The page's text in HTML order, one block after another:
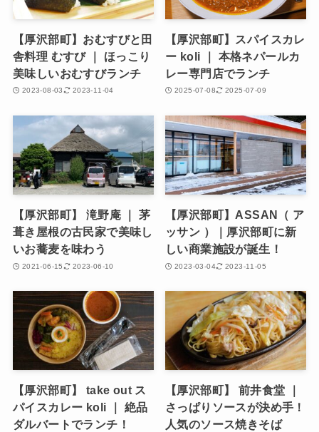
【厚沢部町】おむすびと田
舎料理 むすび ｜ ほっこり
美味しいおむすびランチ
2023-08-03 2023-11-04
【厚沢部町】スパイスカレ
ー koli ｜ 本格ネパールカ
レー専門店でランチ
2025-07-08 2025-07-09
【厚沢部町】 滝野庵 ｜ 茅
葺き屋根の古民家で美味し
いお蕎麦を味わう
2021-06-15 2023-06-10
【厚沢部町】ASSAN（ ア
ッサン ）｜厚沢部町に新
しい商業施設が誕生！
2023-03-04 2023-11-05
【厚沢部町】 take out ス
パイスカレー koli ｜ 絶品
ダルバートでランチ！
【厚沢部町】 前井食堂 ｜
さっぱりソースが決め手！
人気のソース焼きそば